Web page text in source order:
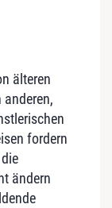
älteren
anderen,
fordern
ändern